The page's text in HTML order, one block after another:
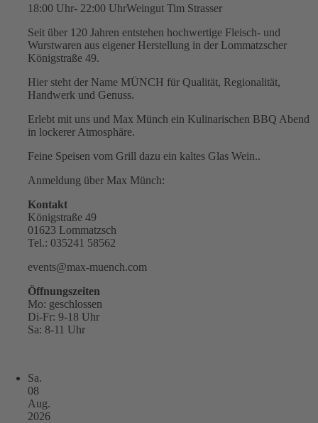
18:00 Uhr- 22:00 UhrWeingut Tim Strasser
Seit über 120 Jahren entstehen hochwertige Fleisch- und
Wurstwaren aus eigener Herstellung in der Lommatzscher
Königstraße 49.
Hier steht der Name MÜNCH für Qualität, Regionalität,
Handwerk und Genuss.
Erlebt mit uns und Max Münch ein Kulinarischen BBQ Abend
in lockerer Atmosphäre.
Feine Speisen vom Grill dazu ein kaltes Glas Wein..
Anmeldung über Max Münch:
Kontakt
Königstraße 49
01623 Lommatzsch
Tel.: 035241 58562
events@max-muench.com
Öffnungszeiten
Mo: geschlossen
Di-Fr: 9-18 Uhr
Sa: 8-11 Uhr
Sa.
08
Aug.
2026